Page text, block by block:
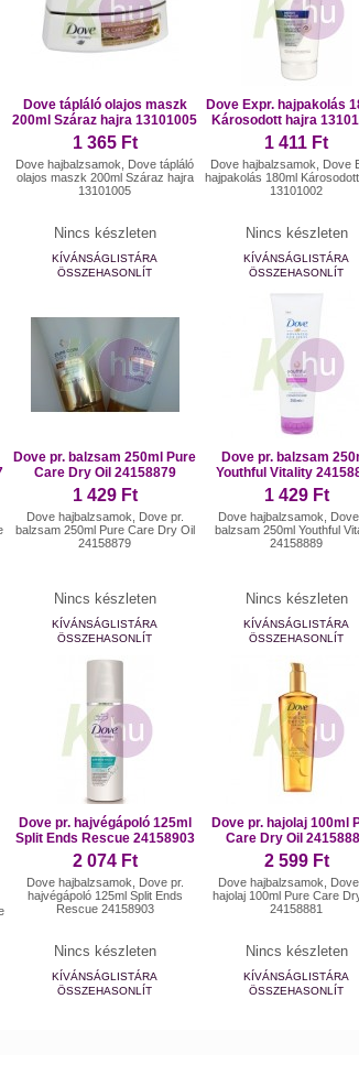
Dove tápláló olajos maszk
200ml Száraz hajra 13101005
1 365 Ft
Dove hajbalzsamok, Dove tápláló
olajos maszk 200ml Száraz hajra
13101005
Nincs készleten
KÍVÁNSÁGLISTÁRA
ÖSSZEHASONLÍT
Dove Expr. hajpakolás
Károsodott hajra
1 411 Ft
Dove hajbalzsamok, Dove
hajpakolás 180ml
13101002
Nincs készleten
KÍVÁNSÁGLISTÁRA
ÖSSZEHASONLÍT
Dove pr. balzsam 250ml Pure
Care Dry Oil 24158879
1 429 Ft
Dove hajbalzsamok, Dove pr.
balzsam 250ml Pure Care Dry Oil
24158879
Nincs készleten
KÍVÁNSÁGLISTÁRA
ÖSSZEHASONLÍT
Dove pr. balzsam
Youthful Vitality
1 429 Ft
Dove hajbalzsamok, Dove
balzsam 250ml Youthful
24158889
Nincs készleten
KÍVÁNSÁGLISTÁRA
ÖSSZEHASONLÍT
Dove pr. hajvégápoló 125ml
Split Ends Rescue 24158903
2 074 Ft
Dove hajbalzsamok, Dove pr.
hajvégápoló 125ml Split Ends
Rescue 24158903
Nincs készleten
KÍVÁNSÁGLISTÁRA
ÖSSZEHASONLÍT
Dove pr. hajolaj 100ml
Care Dry Oil
2 599 Ft
Dove hajbalzsamok, Dove
hajolaj 100ml Pure Care
24158881
Nincs készleten
KÍVÁNSÁGLISTÁRA
ÖSSZEHASONLÍT